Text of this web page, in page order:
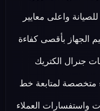
واعلى معايير
الجهاز بأقصى كفاءة
جنرال الكتريك
متخصصة لمتابعة خط
واستفسارات العملاء